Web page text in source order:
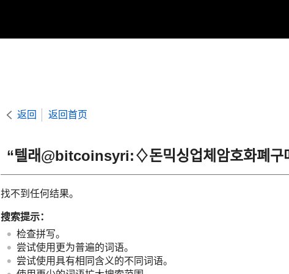
返回 返回首页
“텔래@bitcoinsyri:♢돈믹싱업체암호화폐구
找不到任何结果。
搜索提示：
检查拼写。
尝试使用更为普遍的词语。
尝试使用具有相同含义的不同词语。